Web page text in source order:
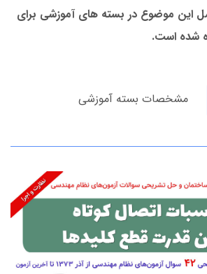
این موضوع در بسته های آموزشی برای
شده است.
مشخصات بسته آموزشی